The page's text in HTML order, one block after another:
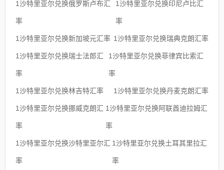
1沙特里亚尔兑换俄罗斯卢布汇
率
1沙特里亚尔兑换印尼卢比汇
率
1沙特里亚尔兑换新加坡元汇率 1沙特里亚尔兑换瑞典克朗汇率
1沙特里亚尔兑换瑞士法郎汇
率
1沙特里亚尔兑换菲律宾比索汇
率
1沙特里亚尔兑换林吉特汇率 1沙特里亚尔兑换丹麦克朗汇率
1沙特里亚尔兑换挪威克朗汇
率
1沙特里亚尔兑换阿联酋迪拉姆汇
率
1沙特里亚尔兑换沙特里亚尔汇
率
1沙特里亚尔兑换土耳其里拉汇
率